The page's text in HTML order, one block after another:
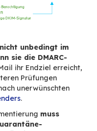
für
E-
den Anti-Spam für
berücksichtigt